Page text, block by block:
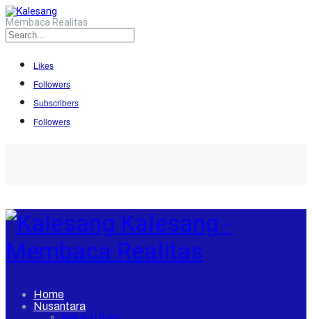
Membaca Realitas
Likes
Followers
Subscribers
Followers
Kalesang -
Membaca Realitas
Home
Nusantara